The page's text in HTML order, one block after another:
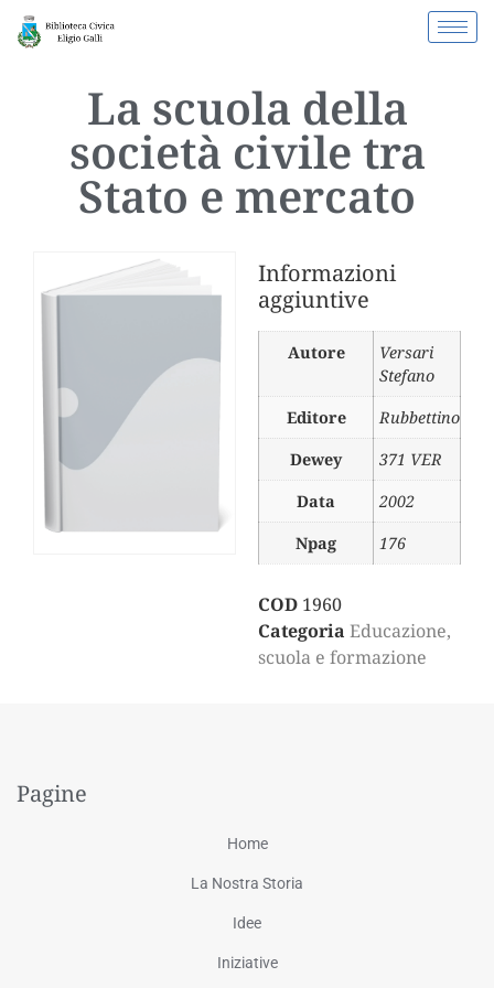
La scuola della
società civile tra
Stato e mercato
Informazioni
aggiuntive
Autore
Versari
Stefano
Editore
Rubbettino
Dewey
371 VER
Data
2002
Npag
176
COD 1960
Categoria Educazione,
scuola e formazione
Pagine
Home
La Nostra Storia
Idee
Iniziative